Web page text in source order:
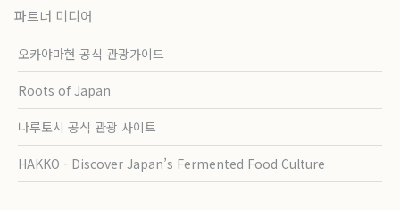
파트너 미디어
오카야마현 공식 관광가이드
Roots of Japan
나루토시 공식 관광 사이트
HAKKO - Discover Japan’s Fermented Food Culture